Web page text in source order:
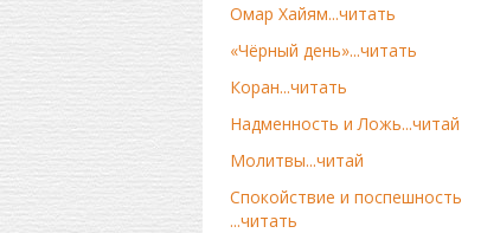
Омар Хайям...читать
«Чёрный день»...читать
Коран...читать
Надменность и Ложь...читай
Молитвы...читай
Спокойствие и поспешность
...читать